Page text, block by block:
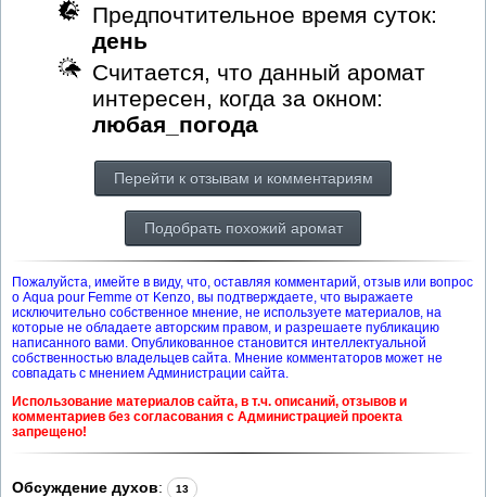
Предпочтительное время суток:
день
Считается, что данный аромат
интересен, когда за окном:
любая_погода
Перейти к отзывам и комментариям
Подобрать похожий аромат
Пожалуйста, имейте в виду, что, оставляя комментарий, отзыв или вопрос
о Aqua pour Femme от Kenzo, вы подтверждаете, что выражаете
исключительно собственное мнение, не используете материалов, на
которые не обладаете авторским правом, и разрешаете публикацию
написанного вами. Опубликованное становится интеллектуальной
собственностью владельцев сайта. Мнение комментаторов может не
совпадать с мнением Администрации сайта.
Использование материалов сайта, в т.ч. описаний, отзывов и
комментариев без согласования с Администрацией проекта
запрещено!
Обсуждение духов: 13